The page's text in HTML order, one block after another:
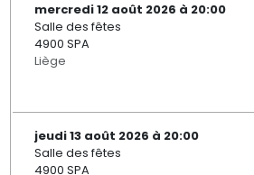
mercredi 12 août 2026 à 20:00
Salle des fêtes
4900 SPA
Liège
jeudi 13 août 2026 à 20:00
Salle des fêtes
4900 SPA